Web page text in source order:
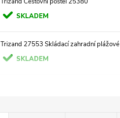
SKLADEM
Trizand 27553 Skládací zahradní
SKLADEM